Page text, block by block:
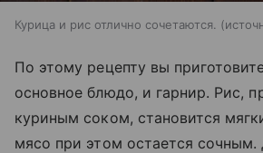
Курица и рис отлично сочетаются.
По этому рецепту вы
основное блюдо, и гарнир. Рис,
куриным соком, становится
мясо при этом остается